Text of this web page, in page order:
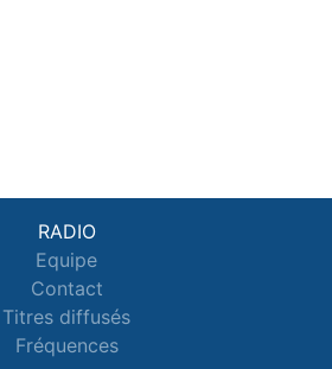
RADIO
Equipe
Contact
Titres diffusés
Fréquences